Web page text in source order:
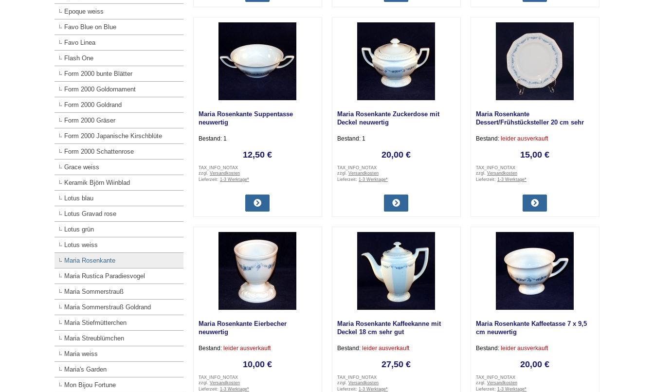
Maria Rosenkante Suppentasse
neuwertig
Bestand: 1
12,50 €
TAX_INFO_NOTAX
zzgl. Versandkosten
Lieferzeit: 1-3 Werktage*
Maria Rosenkante Zuckerdose mit
Deckel neuwertig
Bestand: 1
20,00 €
TAX_INFO_NOTAX
zzgl. Versandkosten
Lieferzeit: 1-3 Werktage*
Maria Rosenkante
Dessert/Frühstücksteller 20 cm sehr
Bestand: leider ausverkauft
15,00 €
TAX_INFO_NOTAX
zzgl. Versandkosten
Lieferzeit: 1-3 Werktage*
Maria Rosenkante Eierbecher
neuwertig
Bestand: leider ausverkauft
10,00 €
TAX_INFO_NOTAX
zzgl. Versandkosten
Lieferzeit: 1-3 Werktage*
Maria Rosenkante Kaffeekanne mit
Deckel 18 cm sehr gut
Bestand: leider ausverkauft
27,50 €
TAX_INFO_NOTAX
zzgl. Versandkosten
Lieferzeit: 1-3 Werktage*
Maria Rosenkante Kaffeetasse 7 x 9,5
cm neuwertig
Bestand: leider ausverkauft
20,00 €
TAX_INFO_NOTAX
zzgl. Versandkosten
Lieferzeit: 1-3 Werktage*
Epoque weiss
Favo Blue on Blue
Favo Linea
Flash One
Form 2000 bunte Blätter
Form 2000 Goldornament
Form 2000 Goldrand
Form 2000 Gräser
Form 2000 Japanische Kirschblüte
Form 2000 Schattenrose
Grace weiss
Keramik Björn Wiinblad
Lotus blau
Lotus Gravad rose
Lotus grün
Lotus weiss
Maria Rosenkante
Maria Rustica Paradiesvogel
Maria Sommerstrauß
Maria Sommerstrauß Goldrand
Maria Stiefmütterchen
Maria Streublümchen
Maria weiss
Maria's Garden
Mon Bijou Fortune